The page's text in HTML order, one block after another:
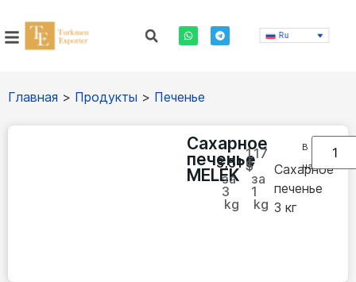
Ru
Главная > Продукты > Печенье
Сахарное
печенье
MELEK
3,51$
за
3
kg
1.17
$
за
1
kg
Сахарное
печенье
3 кг
В
наличии